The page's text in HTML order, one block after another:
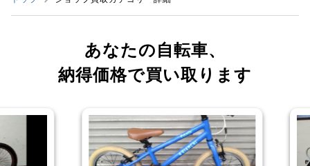
あなたの自転車、
納得価格で買い取ります